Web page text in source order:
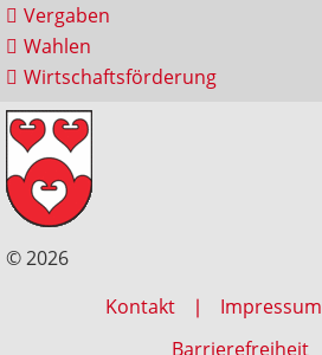
Vergaben
Wahlen
Wirtschaftsförderung
© 2026
Kontakt
Impressum
Barrierefreiheit